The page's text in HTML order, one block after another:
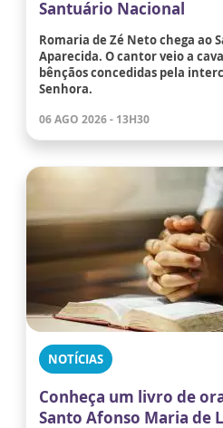
Santuário Nacional
Romaria de Zé Neto chega ao
Aparecida. O cantor veio a
bênçãos concedidas pela
Senhora.
06 AGO 2026 - 13H30
NOTÍCIAS
Conheça um livro de
Santo Afonso Maria de